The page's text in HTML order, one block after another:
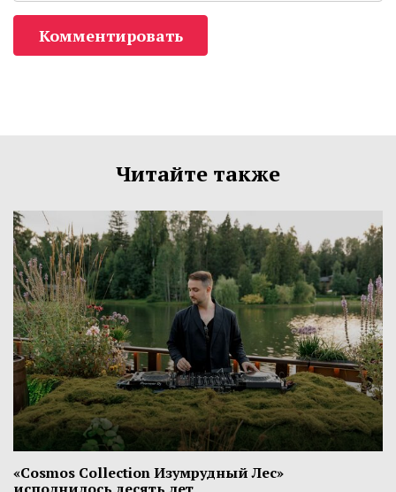
Комментировать
Читайте также
«Cosmos Collection Изумрудный Лес»
исполнилось десять лет